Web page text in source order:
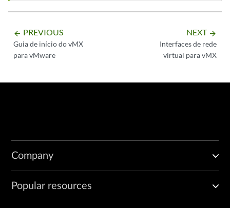
arrow_backward PREVIOUS
Guia de início do vMX
para vMware
NEXT arrow_forward
Interfaces de rede
virtual para vMX
Company
Popular resources